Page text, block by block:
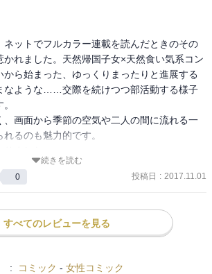
ネットでフルカラー連載を読んだときのその
かれました。天然帰国子女×天然食い気系コン
から始まった、ゆっくりまったりと進展する
なような……交際を続けつつ部活動する様子
、画面から季節の空気や二人の間に流れる一
るのも魅力的です。
梅雨・プール掃除のお話が特に好きです。本
続きを読む
0 投稿日 : 2017.11.01
すべてのレビューを見る
: コミック - 女性コミック